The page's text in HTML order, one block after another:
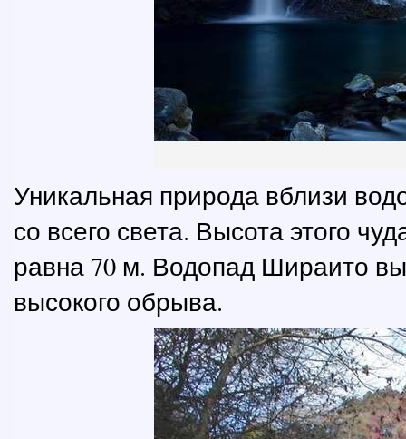
Уникальная природа вблизи
со всего света. Высота этого
равна 70 м. Водопад Шираито
высокого обрыва.